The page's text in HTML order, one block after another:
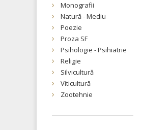
Monografii
Natură - Mediu
Poezie
Proza SF
Psihologie - Psihiatrie
Religie
Silvicultură
Viticultură
Zootehnie